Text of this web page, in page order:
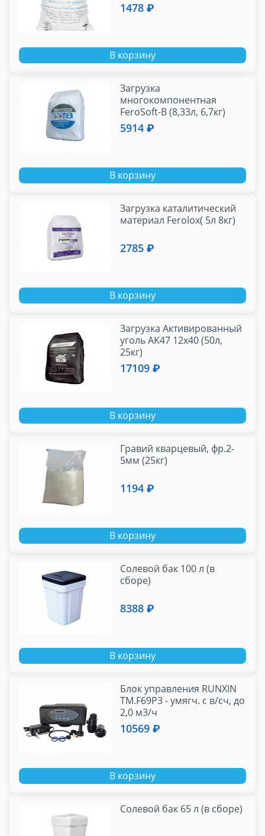
1478 ₽
В корзину
Загрузка
многокомпонентная
FeroSoft-В (8,33л, 6,7кг)
5914 ₽
В корзину
Загрузка каталитический
материал Ferolox( 5л 8кг)
2785 ₽
В корзину
Загрузка Активированный
уголь AK47 12x40 (50л,
25кг)
17109 ₽
В корзину
Гравий кварцевый, фр.2-
5мм (25кг)
1194 ₽
В корзину
Солевой бак 100 л (в
сборе)
8388 ₽
В корзину
Блок управления RUNXIN
TM.F69P3 - умягч. с в/сч, до
2,0 м3/ч
10569 ₽
В корзину
Cолевой бак 65 л (в сборе)